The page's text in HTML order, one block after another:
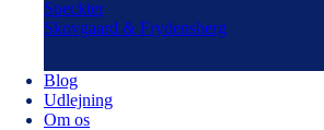
Speckter
Skovgaard & Frydensberg
Blog
Udlejning
Om os